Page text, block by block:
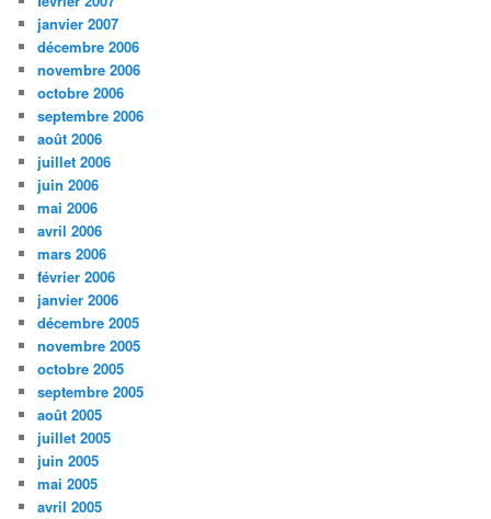
janvier 2007
décembre 2006
novembre 2006
octobre 2006
septembre 2006
août 2006
juillet 2006
juin 2006
mai 2006
avril 2006
mars 2006
février 2006
janvier 2006
décembre 2005
novembre 2005
octobre 2005
septembre 2005
août 2005
juillet 2005
juin 2005
mai 2005
avril 2005